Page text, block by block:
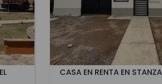
CASA EN RENTA EN